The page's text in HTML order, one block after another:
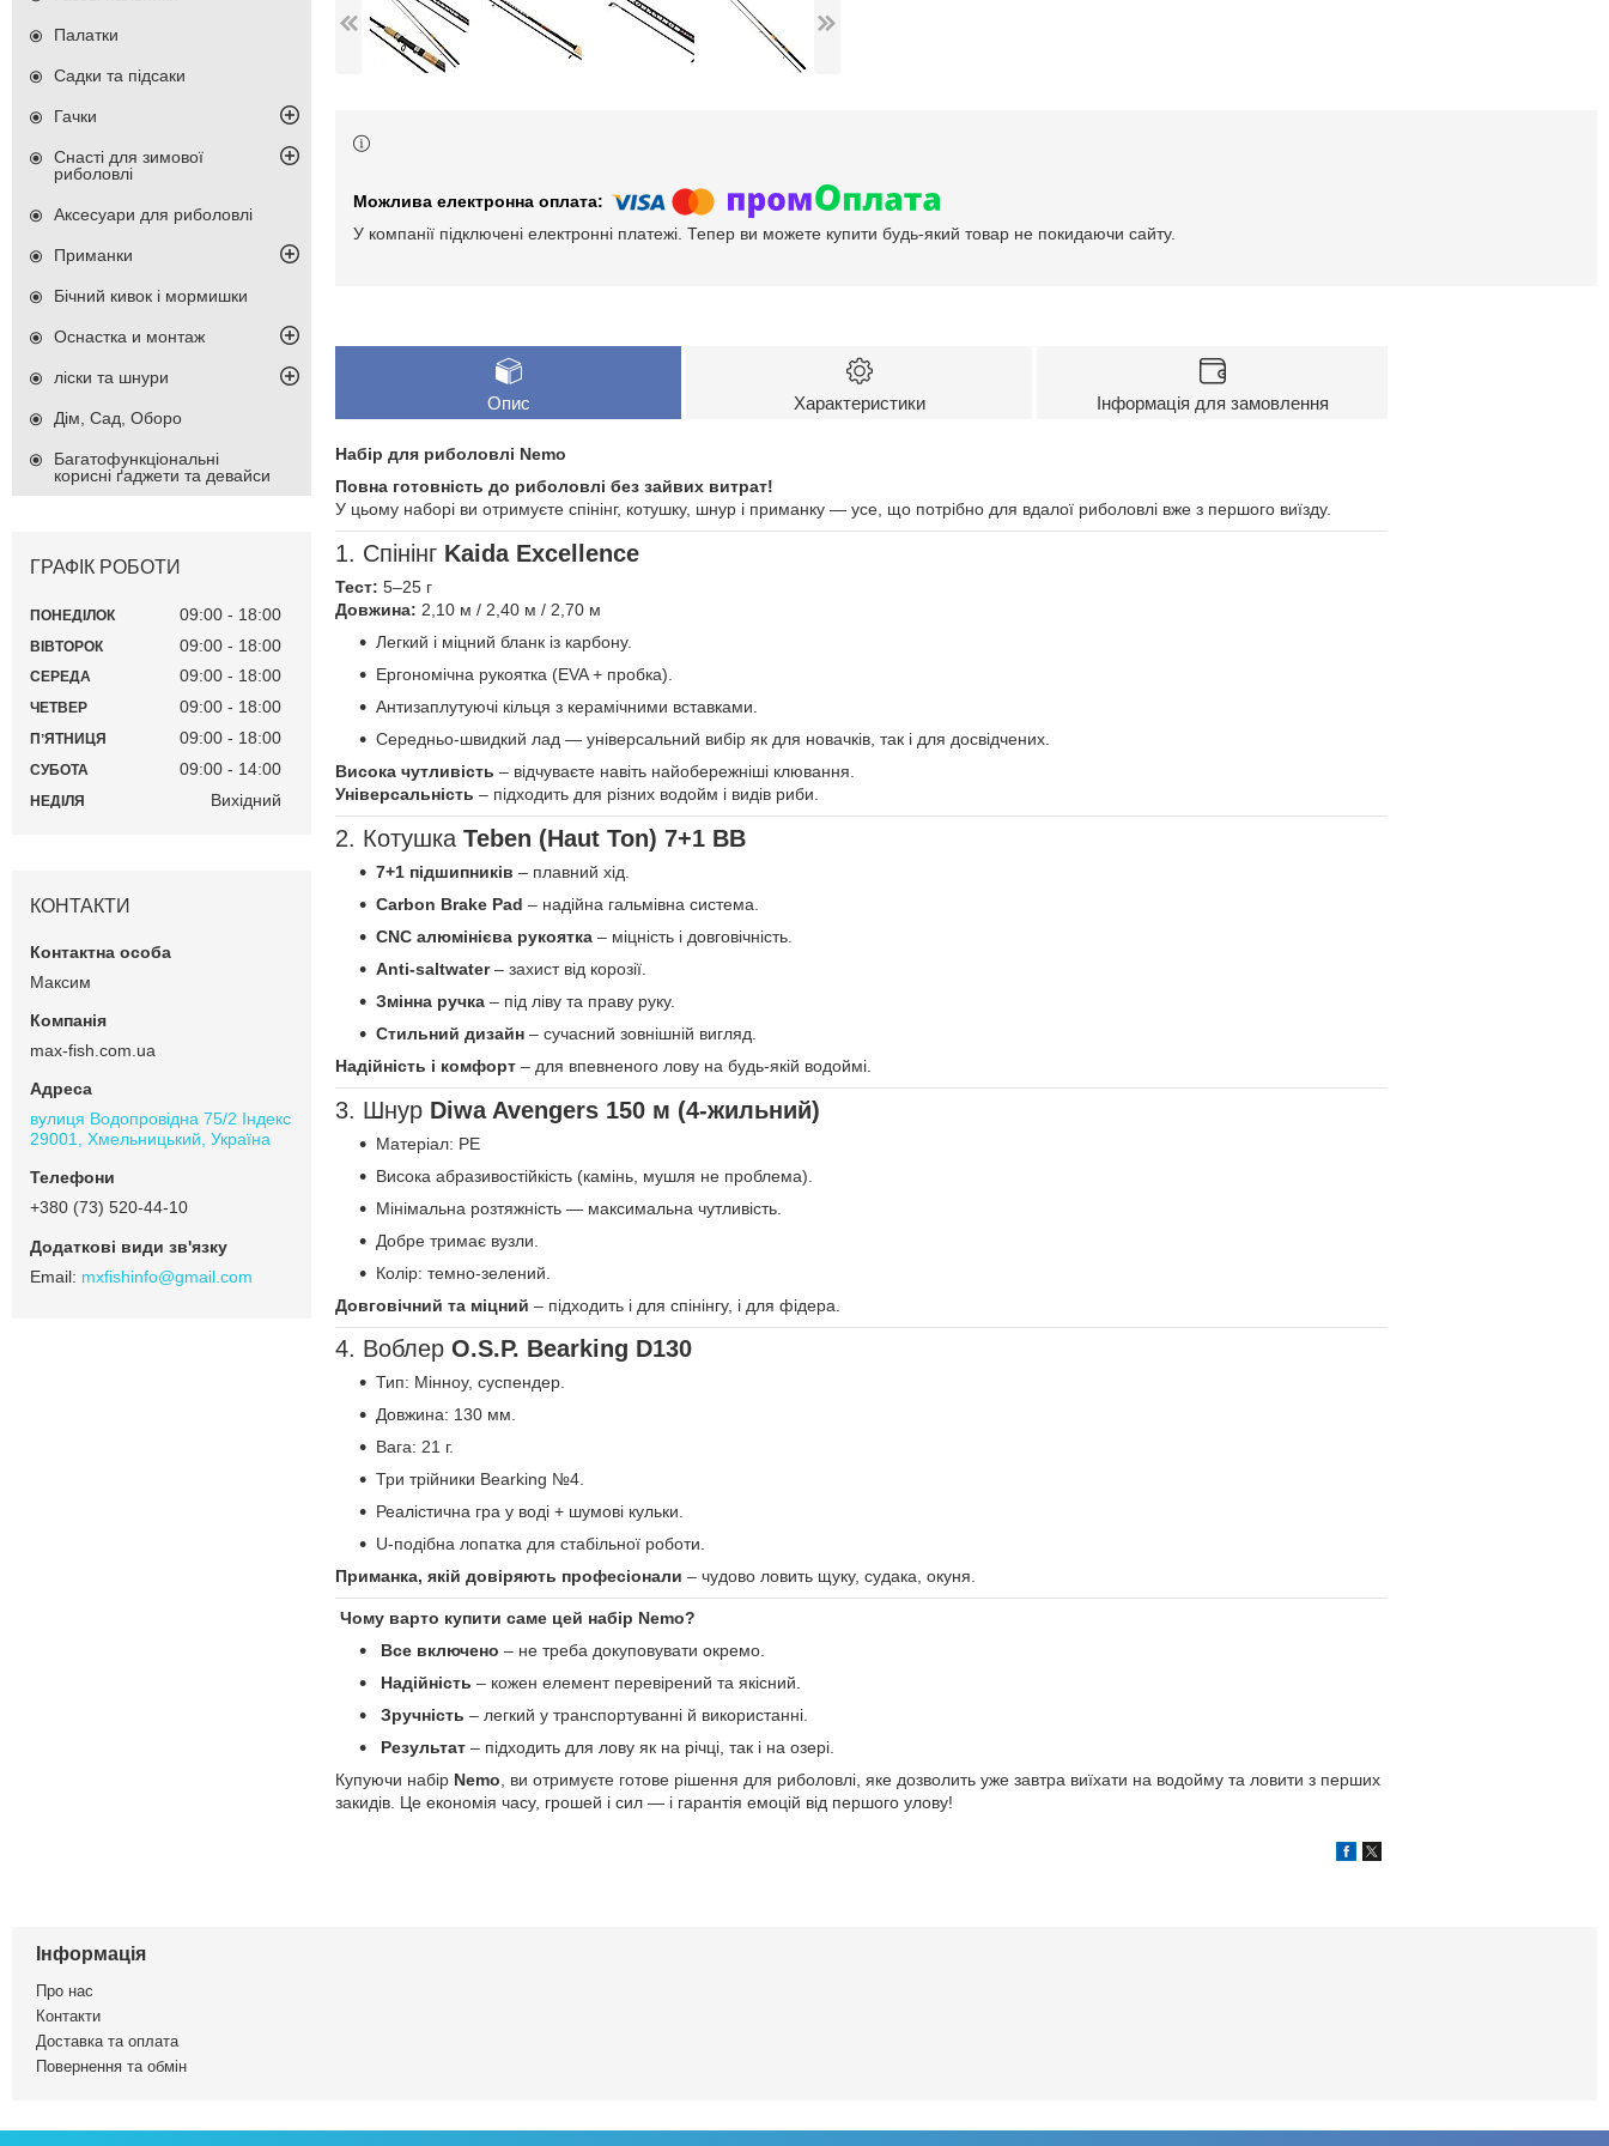
У компанії підключені електронні платежі. Тепер ви можете купити будь-який товар не покидаючи сайту.
Опис Характеристики Інформація для замовлення
Набір для риболовлі Nemo
Повна готовність до риболовлі без зайвих витрат!
У цьому наборі ви отримуєте спінінг, котушку, шнур і приманку — усе, що потрібно для вдалої риболовлі вже з першого виїзду.
1. Спінінг Kaida Excellence
Тест: 5–25 г
Довжина: 2,10 м / 2,40 м / 2,70 м
Легкий і міцний бланк із карбону.
Ергономічна рукоятка (EVA + пробка).
Антизаплутуючі кільця з керамічними вставками.
Середньо-швидкий лад — універсальний вибір як для новачків, так і для досвідчених.
Висока чутливість – відчуваєте навіть найобережніші клювання.
Універсальність – підходить для різних водойм і видів риби.
2. Котушка Teben (Haut Ton) 7+1 BB
7+1 підшипників – плавний хід.
Carbon Brake Pad – надійна гальмівна система.
CNC алюмінієва рукоятка – міцність і довговічність.
Anti-saltwater– захист від корозії.
Змінна ручка – під ліву та праву руку.
Стильний дизайн – сучасний зовнішній вигляд.
Надійність і комфорт – для впевненого лову на будь-якій водоймі.
3. Шнур Diwa Avengers 150 м (4-жильний)
Матеріал: PE
Висока абразивостійкість (камінь, мушля не проблема).
Мінімальна розтяжність — максимальна чутливість.
Добре тримає вузли.
Колір: темно-зелений.
Довговічний та міцний – підходить і для спінінгу, і для фідера.
4. Воблер O.S.P. Bearking D130
Тип: Мінноу, суспендер.
Довжина: 130 мм.
Вага: 21 г.
Три трійники Bearking №4.
Реалістична гра у воді + шумові кульки.
U-подібна лопатка для стабільної роботи.
Приманка, якій довіряють професіонали – чудово ловить щуку, судака, окуня.
Чому варто купити саме цей набір Nemo?
Все включено – не треба докуповувати окремо.
Надійність – кожен елемент перевірений та якісний.
Зручність – легкий у транспортуванні й використанні.
Результат – підходить для лову як на річці, так і на озері.
Купуючи набір Nemo, ви отримуєте готове рішення для риболовлі, яке дозволить уже завтра виїхати на водойму та ловити з перших
закидів. Це економія часу, грошей і сил — і гарантія емоцій від першого улову!
Палатки
Садки та підсаки
Гачки
Снасті для зимової
риболовлі
Аксесуари для риболовлі
Приманки
Бічний кивок і мормишки
Оснастка и монтаж
ліски та шнури
Дім, Сад, Оборо
Багатофункціональні
корисні ґаджети та девайси
ГРАФІК РОБОТИ
ПОНЕДІЛОК 09:00 18:00
ВІВТОРОК 09:00 18:00
СЕРЕДА 09:00 18:00
ЧЕТВЕР 09:00 18:00
ПʼЯТНИЦЯ 09:00 18:00
СУБОТА 09:00 14:00
НЕДІЛЯ Вихідний
КОНТАКТИ
Максим
max-fish.com.ua
вулиця Водопровідна 75/2 Індекс
29001, Хмельницький, Україна
+380 (73) 520-44-10
mxfishinfo@gmail.com
Інформація
Про нас
Контакти
Доставка та оплата
Повернення та обмін